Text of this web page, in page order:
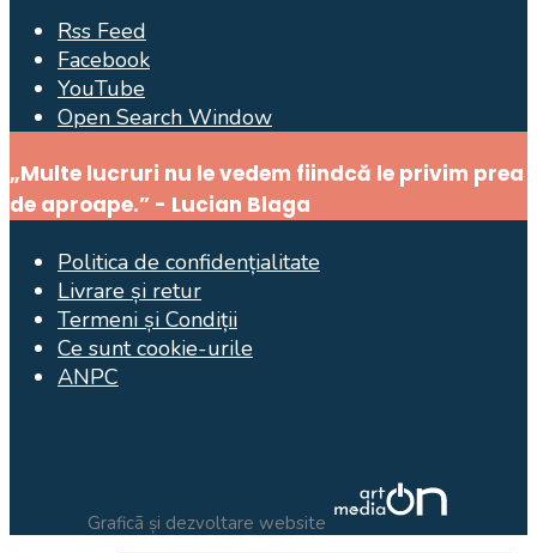
Rss Feed
Facebook
YouTube
Open Search Window
„Multe lucruri nu le vedem fiindcă le privim prea
de aproape.” - Lucian Blaga
Politica de confidențialitate
Livrare și retur
Termeni și Condiții
Ce sunt cookie-urile
ANPC
Graficã și dezvoltare website